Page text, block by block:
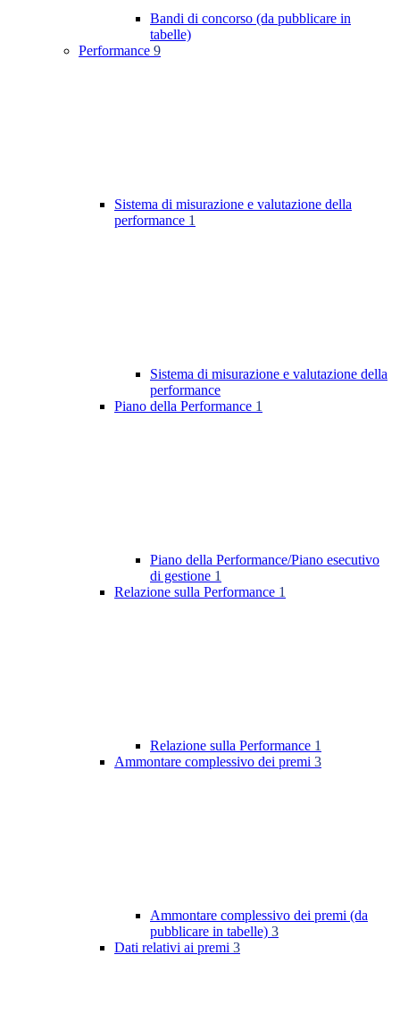
Bandi di concorso (da pubblicare in
tabelle)
Performance 9
Sistema di misurazione e valutazione della
performance 1
Sistema di misurazione e valutazione della
performance
Piano della Performance 1
Piano della Performance/Piano esecutivo
di gestione 1
Relazione sulla Performance 1
Relazione sulla Performance 1
Ammontare complessivo dei premi 3
Ammontare complessivo dei premi (da
pubblicare in tabelle) 3
Dati relativi ai premi 3